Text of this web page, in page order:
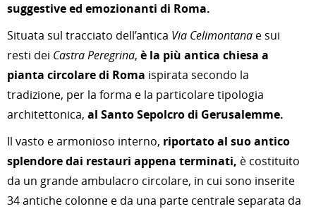
suggestive ed emozionanti di Roma.
Situata sul tracciato dell’antica Via Celimontana e sui
resti dei Castra Peregrina, è la più antica chiesa a
pianta circolare di Roma ispirata secondo la
tradizione, per la forma e la particolare tipologia
architettonica, al Santo Sepolcro di Gerusalemme.
Il vasto e armonioso interno, riportato al suo antico
splendore dai restauri appena terminati, è costituito
da un grande ambulacro circolare, in cui sono inserite
34 antiche colonne e da una parte centrale separata da